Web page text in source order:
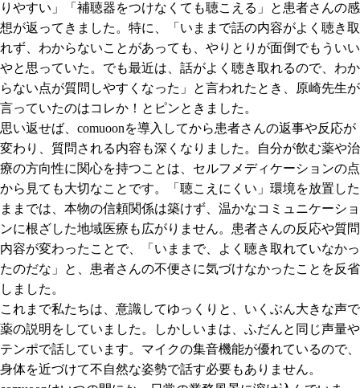
りやすい」「補聴器をつけなくても聴こえる」と患者さんの感
想が返ってきました。特に、「いままで話の内容がよく聴き取
れず、わからないことがあっても、やりとりが面倒でもういい
やと思っていた。でも最近は、話がよく聴き取れるので、わか
らない点が質問しやすくなった」と言われたとき、原崎先生が
言っていたのはコレか！とピンときました。
思い返せば、comuoonを導入してから患者さんの返事や反応が
変わり、質問される内容も深くなりました。自分が飲む薬や治
療の方向性に関心を持つことは、セルフメディケーションの点
から見ても大切なことです。「聴こえにくい」環境を放置した
ままでは、本物の信頼関係は築けず、温かなコミュニケーショ
ンに根ざした地域医療も広がりません。患者さんの反応や質問
内容が変わったことで、「いままで、よく聴き取れていなかっ
たのだな」と、患者さんの不便さに気づけなかったことを反省
しました。
これまで私たちは、意識してゆっくりと、いくぶん大きな声で
薬の説明をしていました。しかしいまは、ふだんと同じ声量や
テンポで話しています。マイクの集音機能が優れているので、
身体を近づけて不自然な姿勢で話す必要もありません。